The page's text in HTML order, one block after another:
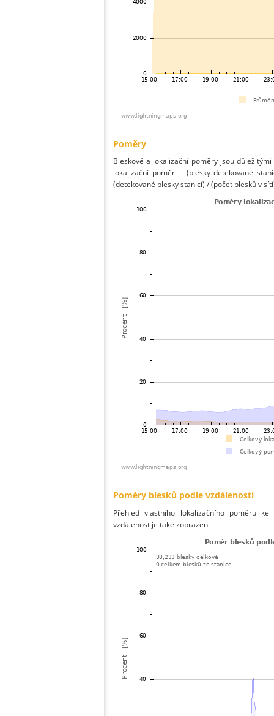
Poměry
Bleskové a lokalizační poměry jsou
lokalizační poměr = (blesky detekované
(detekované blesky stanicí) / (počet blesků v
Poměry blesků podle vzdálenosti
Přehled vlastního lokalizačního poměru
vzdálenost je také zobrazen.